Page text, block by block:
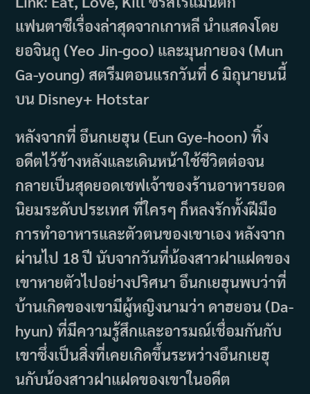
แฟนตาซีเรื่องล่าสุดจากเกาหลี นำแสดงโดย
ยอจินกู (Yeo Jin-goo) และมุนกายอง (Mun
Ga-young) สตรีมตอนแรกวันที่ 6 มิถุนายนนี้
บน Disney+ Hotstar
หลังจากที่ อึนกเยฮุน (Eun Gye-hoon) ทิ้ง
อดีตไว้ข้างหลังและเดินหน้าใช้ชีวิตต่อจน
กลายเป็นสุดยอดเชฟเจ้าของร้านอาหารยอด
นิยมระดับประเทศ ที่ใครๆ ก็หลงรักทั้งฝีมือ
การทำอาหารและตัวตนของเขาเอง หลังจาก
ผ่านไป 18 ปี นับจากวันที่น้องสาวฝาแฝดของ
เขาหายตัวไปอย่างปริศนา อึนกเยฮุนพบว่าที่
บ้านเกิดของเขามีผู้หญิงนามว่า ดาฮยอน (Da-
hyun) ที่มีความรู้สึกและอารมณ์เชื่อมกันกับ
เขาซึ่งเป็นสิ่งที่เคยเกิดขึ้นระหว่างอึนกเยฮุ
นกับน้องสาวฝาแฝดของเขาในอดีต